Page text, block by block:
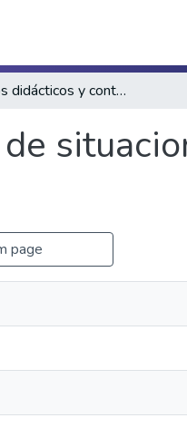
Modelos didácticos y contextos de situaciones de enseñanza en el hockey sobre hielo
page